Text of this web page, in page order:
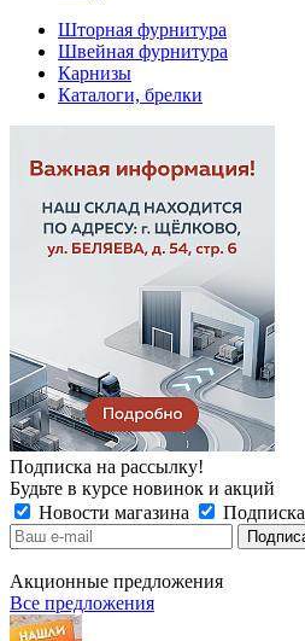
Шторная фурнитура
Швейная фурнитура
Карнизы
Каталоги, брелки
Подписка на рассылку!
Будьте в курсе новинок и акций
Новости магазина
Акционные предложения
Все предложения